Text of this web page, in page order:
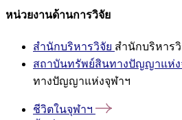
หน่วยงานด้านการวิจัย
สำนักบริหารวิจัย สำนักบริหาร
สถาบันทรัพย์สินทางปัญญาแห่ง
ทางปัญญาแห่งจุฬาฯ
ชีวิตในจุฬาฯ